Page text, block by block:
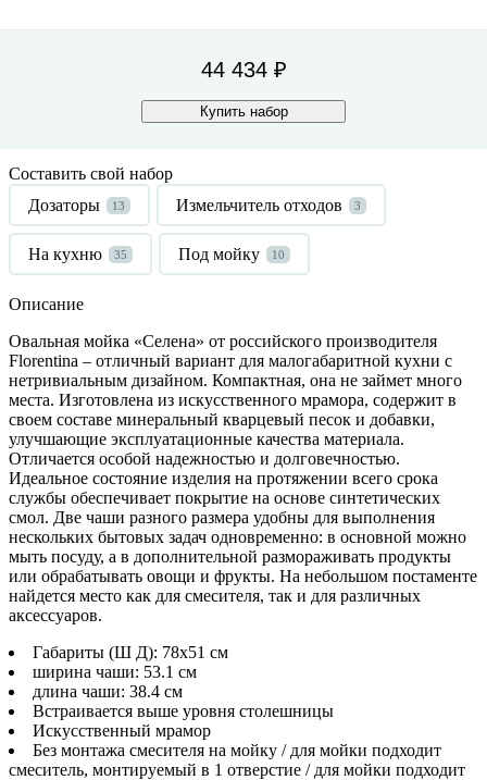
44 434 ₽
Купить набор
Составить свой набор
Дозаторы
13 Измельчитель отходов 3
На кухню 35 Под мойку 10
Описание
Овальная мойка «Селена» от российского производителя
Florentina – отличный вариант для малогабаритной кухни с
нетривиальным дизайном. Компактная, она не займет много
места. Изготовлена из искусственного мрамора, содержит в
своем составе минеральный кварцевый песок и добавки,
улучшающие эксплуатационные качества материала.
Отличается особой надежностью и долговечностью.
Идеальное состояние изделия на протяжении всего срока
службы обеспечивает покрытие на основе синтетических
смол. Две чаши разного размера удобны для выполнения
нескольких бытовых задач одновременно: в основной можно
мыть посуду, а в дополнительной размораживать продукты
или обрабатывать овощи и фрукты. На небольшом постаменте
найдется место как для смесителя, так и для различных
аксессуаров.
Габариты (Ш Д): 78x51 см
ширина чаши: 53.1 см
длина чаши: 38.4 см
Встраивается выше уровня столешницы
Искусственный мрамор
Без монтажа смесителя на мойку / для мойки подходит
смеситель, монтируемый в 1 отверстие / для мойки подходит